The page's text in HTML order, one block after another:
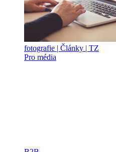
fotografie | Články | TZ
Pro média